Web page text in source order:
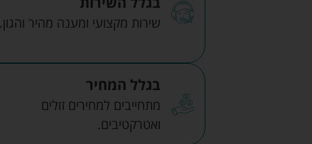
שירות מקצועי ומענה מהיר והגון.
בגלל המחיר
מתחייבים למחירים זולים
ואטרקטיבים.